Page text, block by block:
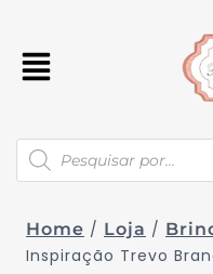
Home / Loja /
Inspiração Trevo